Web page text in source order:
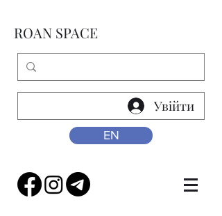
ROAN SPACE
Увійти
EN